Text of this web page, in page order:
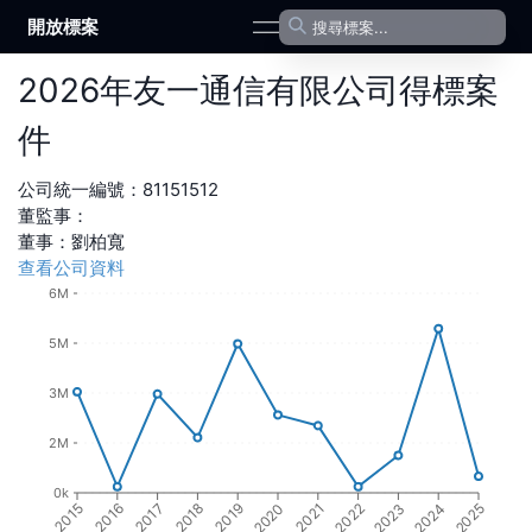
開放標案 open navigation menu
2026年友一通信有限公司得標案
件
公司統一編號： 81151512
董監事：
董事 ： 劉柏寬
查看公司資料
2015 2016 2017 2018 2019 2020 2021 2022 2023 2024 2025
0k
2M
3M
5M
6M